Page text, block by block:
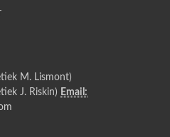
M. Lismont)
J. Riskin) Email: